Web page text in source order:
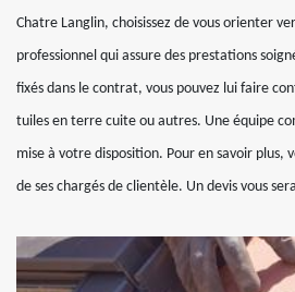
Chatre Langlin, choisissez de vous orienter
professionnel qui assure des prestations
fixés dans le contrat, vous pouvez lui faire
tuiles en terre cuite ou autres. Une équipe
mise à votre disposition. Pour en savoir plus,
de ses chargés de clientèle. Un devis vous